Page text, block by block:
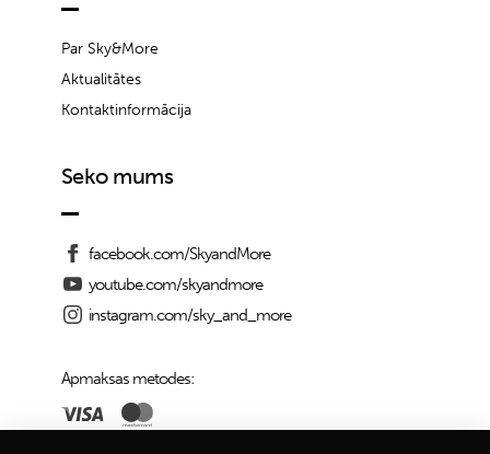
Par Sky&More
Aktualitātes
Kontaktinformācija
Seko mums
facebook.com/SkyandMore
youtube.com/skyandmore
instagram.com/sky_and_more
Apmaksas metodes: